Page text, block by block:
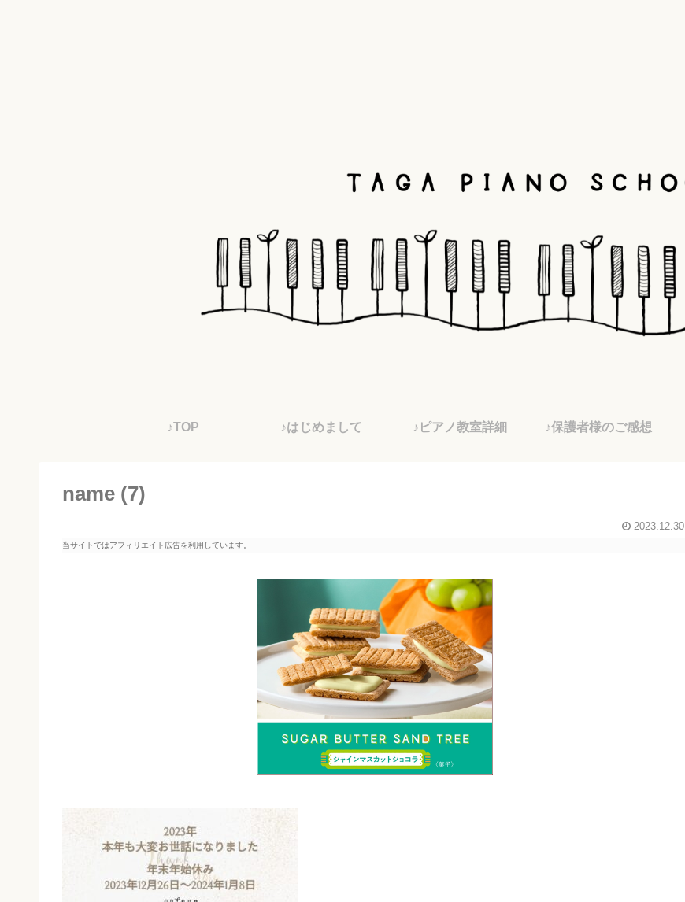
♪TOP ♪はじめまして ♪ピアノ教室詳細 ♪保護者様のご感想
name (7)
2023.12.30
当サイトではアフィリエイト広告を利用しています。